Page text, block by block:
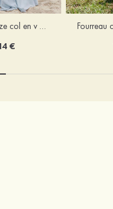
Robe trapèze col en v mousseline ras du sol robe de demoiselle d'honneur
€